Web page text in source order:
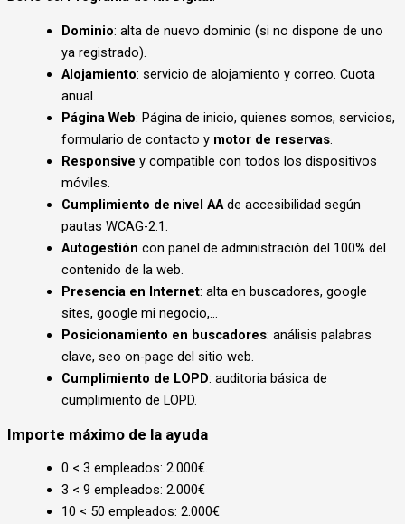
Dominio: alta de nuevo dominio (si no dispone de uno
ya registrado).
Alojamiento: servicio de alojamiento y correo. Cuota
anual.
Página Web: Página de inicio, quienes somos, servicios,
formulario de contacto y motor de reservas.
Responsive y compatible con todos los dispositivos
móviles.
Cumplimiento de nivel AAde accesibilidad según
pautas WCAG-2.1.
Autogestión con panel de administración del 100% del
contenido de la web.
Presencia en Internet: alta en buscadores, google
sites, google mi negocio,…
Posicionamiento en buscadores: análisis palabras
clave, seo on-page del sitio web.
Cumplimiento de LOPD: auditoria básica de
cumplimiento de LOPD.
Importe máximo de la ayuda
0 < 3 empleados: 2.000€.
3 < 9 empleados: 2.000€
10 < 50 empleados: 2.000€